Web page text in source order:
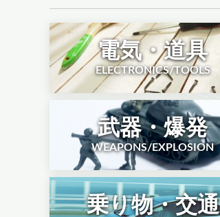
電気・道具
ELECTRONICS/TOOLS
武器・爆発
WEAPONS/EXPLOSION
乗り物・交通